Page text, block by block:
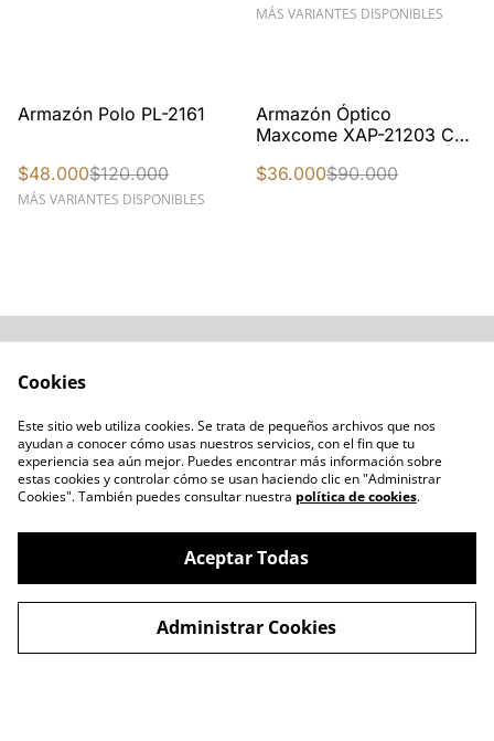
MÁS VARIANTES DISPONIBLES
%
Armazón Polo PL-2161
$48.000$120.000
MÁS VARIANTES DISPONIBLES
%
Armazón Óptico
Maxcome XAP-21203 C-1
Unisex
$36.000$90.000
Condiciones
Política de Privacidad
Política de Cookies
Blogs
Cookies
Este sitio web utiliza cookies. Se trata de pequeños archivos que nos
ayudan a conocer cómo usas nuestros servicios, con el fin que tu
experiencia sea aún mejor. Puedes encontrar más información sobre
estas cookies y controlar cómo se usan haciendo clic en "Administrar
Cookies". También puedes consultar nuestra política de cookies.
Aceptar Todas
Administrar Cookies